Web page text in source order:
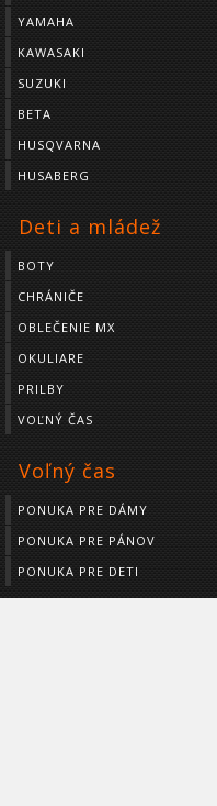
YAMAHA
KAWASAKI
SUZUKI
BETA
HUSQVARNA
HUSABERG
Deti a mládež
BOTY
CHRÁNIČE
OBLEČENIE MX
OKULIARE
PRILBY
VOĽNÝ ČAS
Voľný čas
PONUKA PRE DÁMY
PONUKA PRE PÁNOV
PONUKA PRE DETI